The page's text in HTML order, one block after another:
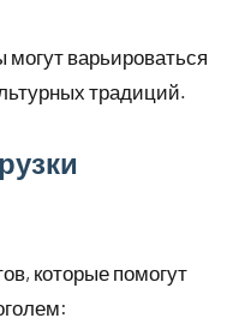
варьироваться
традиций.
которые помогут